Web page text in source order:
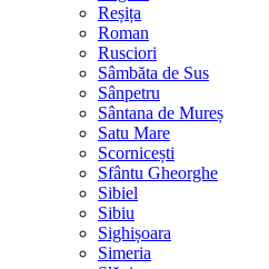
Reșița
Roman
Rusciori
Sâmbăta de Sus
Sânpetru
Sântana de Mureș
Satu Mare
Scornicești
Sfântu Gheorghe
Sibiel
Sibiu
Sighișoara
Simeria